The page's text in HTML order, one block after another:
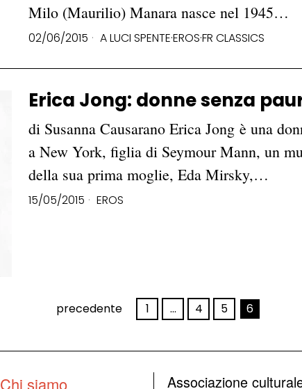
Milo (Maurilio) Manara nasce nel 1945…
02/06/2015 A LUCI SPENTE·EROS·FR CLASSICS
Erica Jong: donne senza
di Susanna Causarano Erica Jong è una
a New York, figlia di Seymour Mann, un
della sua prima moglie, Eda Mirsky,…
15/05/2015 EROS
precedente 1 … 4 5 6
Chi siamo Associazione